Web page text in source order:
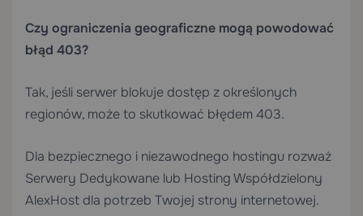
Czy ograniczenia geograficzne mogą powodować
błąd 403?
Tak, jeśli serwer blokuje dostęp z określonych
regionów, może to skutkować błędem 403.
Dla bezpiecznego i niezawodnego hostingu rozważ
Serwery Dedykowane lub Hosting Współdzielony
AlexHost dla potrzeb Twojej strony internetowej.